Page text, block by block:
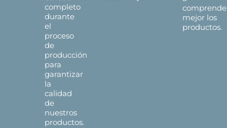
completo
durante
el
proceso
de
producción
para
garantizar
la
calidad
de
nuestros
productos.
mejor los
productos.